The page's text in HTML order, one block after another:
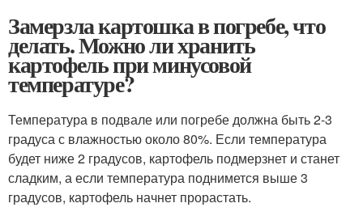
Замерзла картошка в погребе, что
делать. Можно ли хранить
картофель при минусовой
температуре?
Температура в подвале или погребе должна быть 2-3
градуса с влажностью около 80%. Если температура
будет ниже 2 градусов, картофель подмерзнет и станет
сладким, а если температура поднимется выше 3
градусов, картофель начнет прорастать.